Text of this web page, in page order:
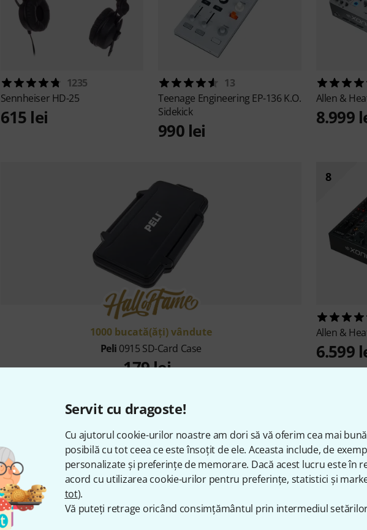
Servit cu dragoste!
Cu ajutorul cookie-urilor noastre am dori să vă oferim cea mai
posibilă cu tot ceea ce este însoțit de ele. Aceasta include, de
personalizate și preferințe de memorare. Dacă acest lucru este în
acord cu utilizarea cookie-urilor pentru preferințe, statistici și
tot).
Vă puteți retrage oricând consimțământul prin intermediul
1235
Sennheiser HD-25
615 lei
13
Teenage Engineering EP-136 K.O.
Sidekick
990 lei
Allen &
8.999
1000 bucată(ăţi) vândute
Peli 0915 SD-Card Case
179 lei
8
Allen &
6.599
Vânzători de top
Popular momentan